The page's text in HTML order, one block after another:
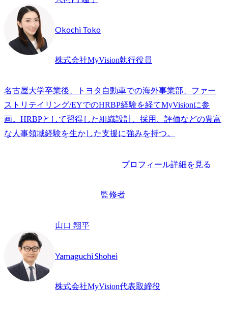
Okochi Toko
株式会社MyVision執行役員
名古屋大学卒業後、トヨタ自動車での海外事業部、ファー
ストリテイリング/EYでのHRBP経験を経てMyVisionに参
画。HRBPとして習得した組織設計、採用、評価などの豊富
な人事領域経験を生かした支援に強みを持つ。
プロフィール詳細を見る
監修者
山口 翔平
Yamaguchi Shohei
株式会社MyVision代表取締役